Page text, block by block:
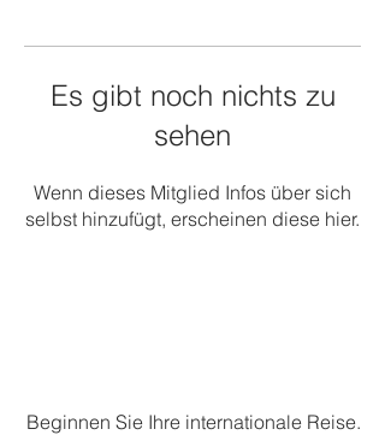
Es gibt noch nichts zu
sehen
Wenn dieses Mitglied Infos über sich
selbst hinzufügt, erscheinen diese hier.
Beginnen Sie Ihre internationale Reise.